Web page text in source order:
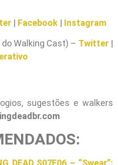
| Facebook | Instagram
do Walking Cast) – Twitter |
sugestões e walkers
DEAD S07E06 – “Swear”: